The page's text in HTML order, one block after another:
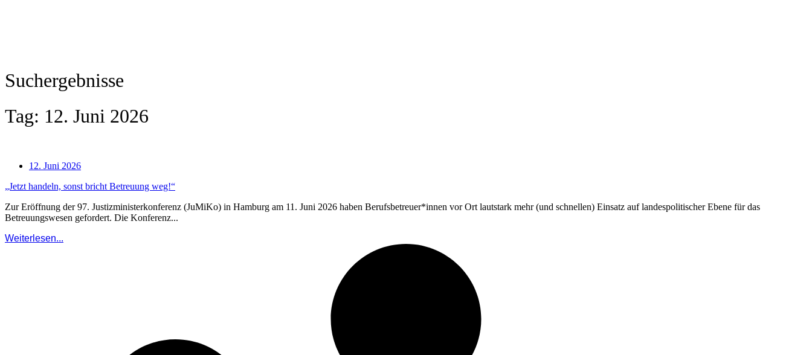
Suchergebnisse
Tag: 12. Juni 2026
12. Juni 2026
„Jetzt handeln, sonst bricht Betreuung weg!“
Zur Eröffnung der 97. Justizministerkonferenz (JuMiKo) in Hamburg am 11. Juni 2026 haben Berufsbetreuer*innen vor Ort lautstark mehr (und schnellen) Einsatz auf landespolitischer Ebene für das
Betreuungswesen gefordert. Die Konferenz...
Weiterlesen...